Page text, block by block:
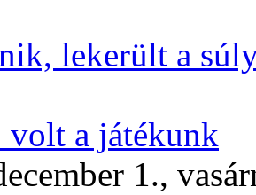
lekerült a
volt a játékunk
1.,